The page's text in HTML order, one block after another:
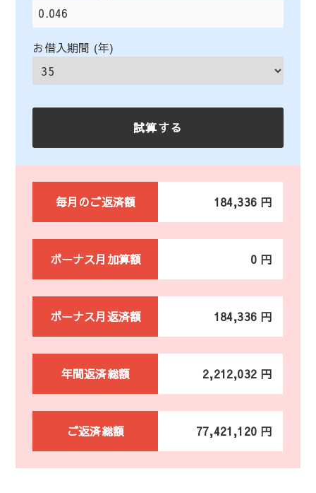
お借入期間 (年)
毎月のご返済額 184,336 円
ボーナス月加算額 0 円
ボーナス月返済額 184,336 円
年間返済総額 2,212,032 円
ご返済総額 77,421,120 円